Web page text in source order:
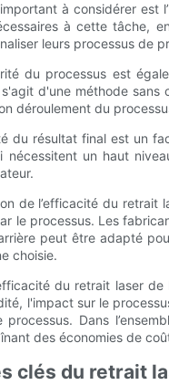
à considérer est
à cette tâche,
leurs processus de
du processus est
d'une méthode
déroulement du
du résultat final est un
nécessitent un haut
de l’efficacité du
le processus. Les
peut être adapté
choisie.
du retrait laser
l'impact sur le
Dans
des économies de
clés du retrait